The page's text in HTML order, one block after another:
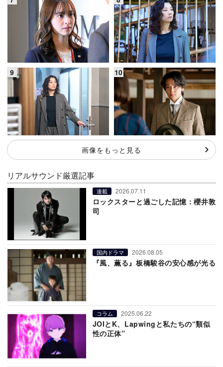
画像をもっと見る
リアルサウンド厳選記事
連載 2026.07.11
ロックスターと過ごした記憶：櫻井敦
司
国内ドラマ 2026.08.05
『風、薫る』板橋駿谷の安心感が光る
コラム 2025.06.22
JOIとK、Lapwingと私たちの“類似
性の正体”